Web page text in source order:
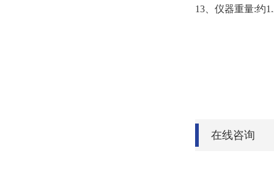
13、 仪器重量:约
在线咨询